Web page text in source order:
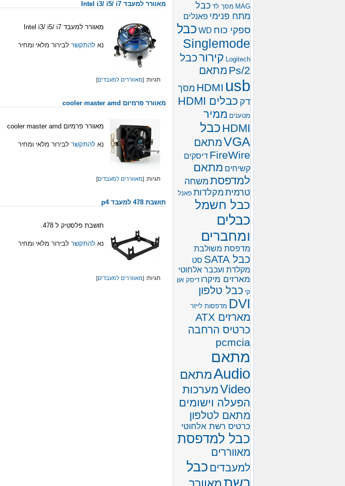
מאוורר למעבד Intel i3/ i5/ i7
מאוורר למעבד Intel i3/ i5/ i7
נא להתקשר לבירור מלאי ומחיר
תגיות: [מאווררים למעבדים]
מאוורר פרמיום cooler master amd
מאוורר פרמיום cooler master amd
נא להתקשר לבירור מלאי ומחיר
תגיות: [מאווררים למעבדים]
תושבת 478 למעבד p4
תושבת פלסטיק ל 478.
נא להתקשר לבירור מלאי ומחיר
תגיות: [מאווררים למעבדים]
MAG מסך לד כבל
מתח פנימי פאנלים
ספקי כוח WD כבל
Singlemode
Logitech קירורכבל
Ps/2 מתאם
HDMI usb
מסך
דק כבלים HDMI
מטענים ממיר
HDMI כבל
VGAמתאם
FireWire דיסקים
קשיחים מתאם
למדפסת משחה
טרמית מקלדות פאנל
כבל חשמל
כבלים
ומחברים
מדפסת משולבת
כבל SATA
סט
מקלדת ועכבר אלחוטי
מארזים מיקרו דיסק און
קי כבל טלפון
DVI מדפסות לייזר
מארזים ATX
כרטיס הרחבה
pcmcia
מתאם
Audioמתאם
Videoמערכות
הפעלה וישומים
מתאם לטלפון
כרטיס רשת אלחוטי
כבל למדפסת
מאווררים
למעבדים כבל
רשת